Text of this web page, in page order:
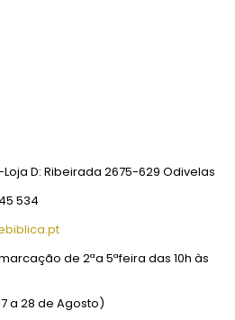
D: Ribeirada 2675-629 Odivelas
534
de 2ªa 5ªfeira das 10h às
a 28 de Agosto)